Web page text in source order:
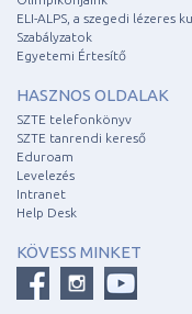
ELI-ALPS, a szegedi lézeres
Szabályzatok
Egyetemi Értesítő
HASZNOS OLDALAK
SZTE telefonkönyv
SZTE tanrendi kereső
Eduroam
Levelezés
Intranet
Help Desk
KÖVESS MINKET